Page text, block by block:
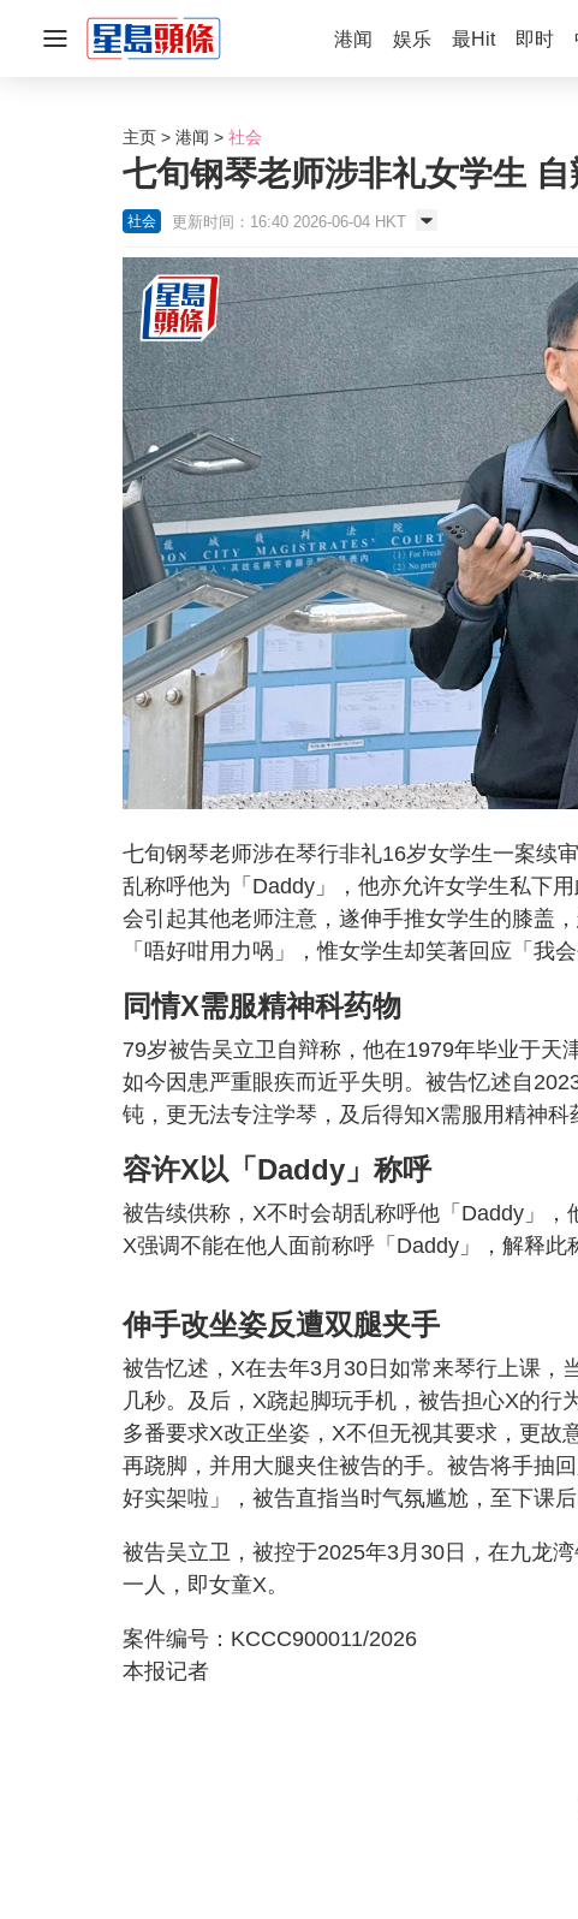
港闻 娱乐 最Hit 即时
主页 港闻 社会
七旬钢琴老师涉非礼女学生
社会 更新时间：16:40 2026-06-04 HKT
七旬钢琴老师涉在琴行非礼16岁女学生一案续
乱称呼他为「Daddy」，他亦允许女学生私下
会引起其他老师注意，遂伸手推女学生的膝盖
「唔好咁用力㖞」，惟女学生却笑著回应「我
同情X需服精神科药物
79岁被告吴立卫自辩称，他在1979年毕业于天
如今因患严重眼疾而近乎失明。被告忆述自
钝，更无法专注学琴，及后得知X需服用精神科
容许X以「Daddy」称呼
被告续供称，X不时会胡乱称呼他「Daddy」
X强调不能在他人面前称呼「Daddy」，解释此
伸手改坐姿反遭双腿夹手
被告忆述，X在去年3月30日如常来琴行上课，
几秒。及后，X跷起脚玩手机，被告担心X的行
多番要求X改正坐姿，X不但无视其要求，更故
再跷脚，并用大腿夹住被告的手。被告将手抽
好实架啦」，被告直指当时气氛尴尬，至下课后
被告吴立卫，被控于2025年3月30日，在九龙
一人，即女童X。
案件编号：KCCC900011/2026
本报记者